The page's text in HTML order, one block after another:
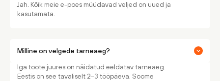
Jah. Kõik meie e-poes müüdavad veljed on uued ja
kasutamata.
Milline on velgede tarneaeg?
Iga toote juures on näidatud eeldatav tarneaeg.
Eestis on see tavaliselt 2–3 tööpäeva. Soome